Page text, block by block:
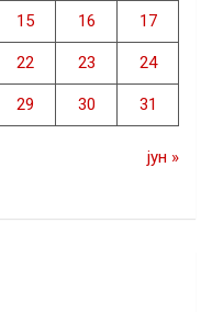
15 16 17
22 23 24
29 30 31
јун »